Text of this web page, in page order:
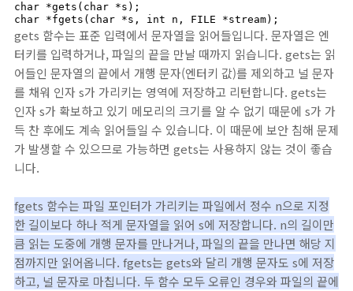
char *gets(char *s);
char *fgets(char *s, int n, FILE *stream);
gets 함수는 표준 입력에서 문자열을 읽어들입니다. 문자열은 엔
터키를 입력하거나, 파일의 끝을 만날 때까지 읽습니다. gets는 읽
어들인 문자열의 끝에서 개행 문자(엔터키 값)를 제외하고 널 문자
를 채워 인자 s가 가리키는 영역에 저장하고 리턴합니다. gets는
인자 s가 확보하고 있기 메모리의 크기를 알 수 없기 때문에 s가 가
득 찬 후에도 계속 읽어들일 수 있습니다. 이 때문에 보안 침해 문제
가 발생할 수 있으므로 가능하면 gets는 사용하지 않는 것이 좋습
니다.
fgets 함수는 파일 포인터가 가리키는 파일에서 정수 n으로 지정
한 길이보다 하나 적게 문자열을 읽어 s에 저장합니다. n의 길이만
큼 읽는 도중에 개행 문자를 만나거나, 파일의 끝을 만나면 해당 지
점까지만 읽어옵니다. fgets는 gets와 달리 개행 문자도 s에 저장
하고, 널 문자로 마칩니다. 두 함수 모두 오류인 경우와 파일의 끝에